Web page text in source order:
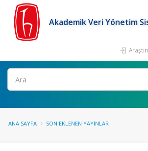
Akademik Veri Yönetim
Ara
ANA SAYFA SON EKLENEN YAYINLAR